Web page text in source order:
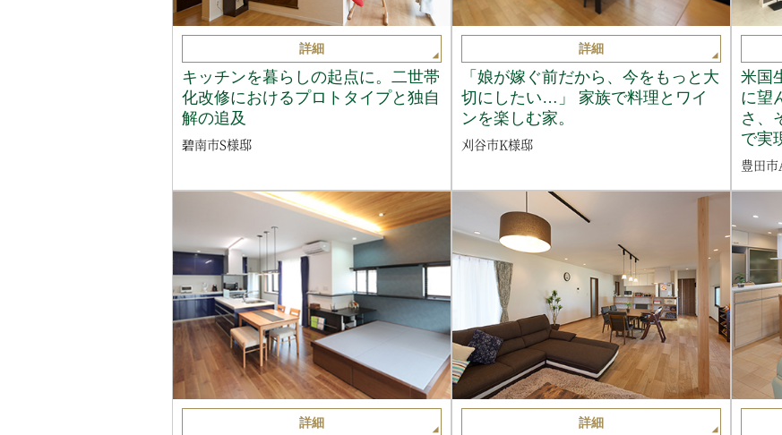
詳細
キッチンを暮らしの起点に。二世帯
化改修におけるプロトタイプと独自
解の追及
碧南市S様邸
詳細
「娘が嫁ぐ前だから、今をもっと大
切にしたい…」 家族で料理とワイ
ンを楽しむ家。
刈谷市K様邸
米国
に望
さ、
で実
豊田
詳細 詳細